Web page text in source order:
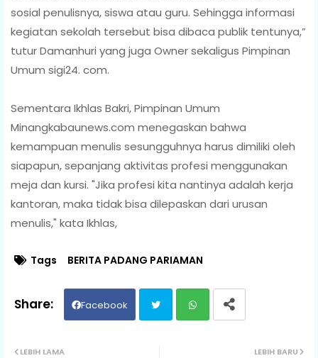
sosial penulisnya, siswa atau guru. Sehingga informasi
kegiatan sekolah tersebut bisa dibaca publik tentunya,”
tutur Damanhuri yang juga Owner sekaligus Pimpinan
Umum sigi24. com.
Sementara Ikhlas Bakri, Pimpinan Umum
Minangkabaunews.com menegaskan bahwa
kemampuan menulis sesungguhnya harus dimiliki oleh
siapapun, sepanjang aktivitas profesi menggunakan
meja dan kursi. "Jika profesi kita nantinya adalah kerja
kantoran, maka tidak bisa dilepaskan dari urusan
menulis," kata Ikhlas,
Tags BERITA PADANG PARIAMAN
Facebook
LEBIH BARU
LEBIH LAMA